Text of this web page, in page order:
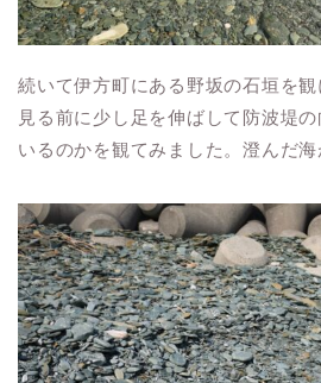
続いて伊方町にある野坂の石垣を
見る前に少し足を伸ばして防波堤
いるのかを観てみました。澄んだ海